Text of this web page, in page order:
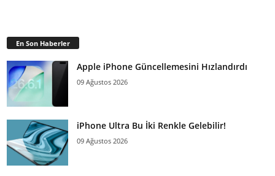
En Son Haberler
Apple iPhone Güncellemesini Hızlandırdı
09 Ağustos 2026
iPhone Ultra Bu İki Renkle Gelebilir!
09 Ağustos 2026